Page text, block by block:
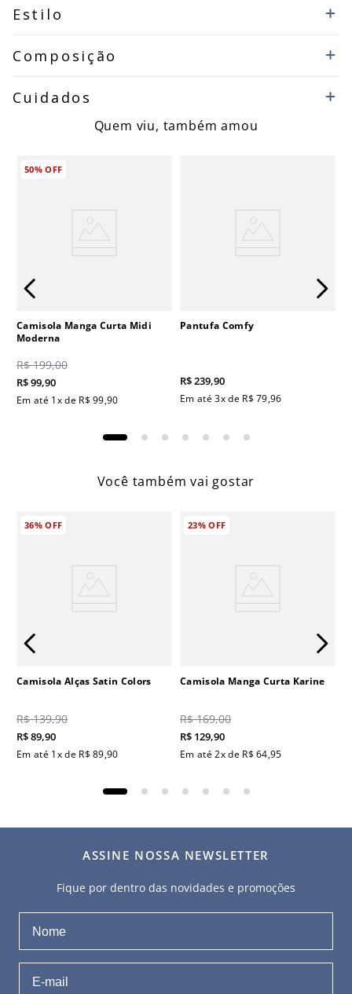
Estilo
Composição
Cuidados
Quem viu, também amou
50%OFF
Camisola Manga Curta Midi
Moderna
R$ 199,00
R$99,90
Em até 1x de R$ 99,90
Pantufa Comfy
R$239,90
Em até3x de R$ 79,96
Você também vai gostar
36%OFF
Camisola Alças Satin Colors
R$ 139,90
R$89,90
Em até 1x de R$ 89,90
23%OFF
Camisola Manga Curta Karine
R$ 169,00
R$ 129,90
Em até2x de R$ 64,95
ASSINE NOSSA NEWSLETTER
Fique por dentro das novidades e promoções